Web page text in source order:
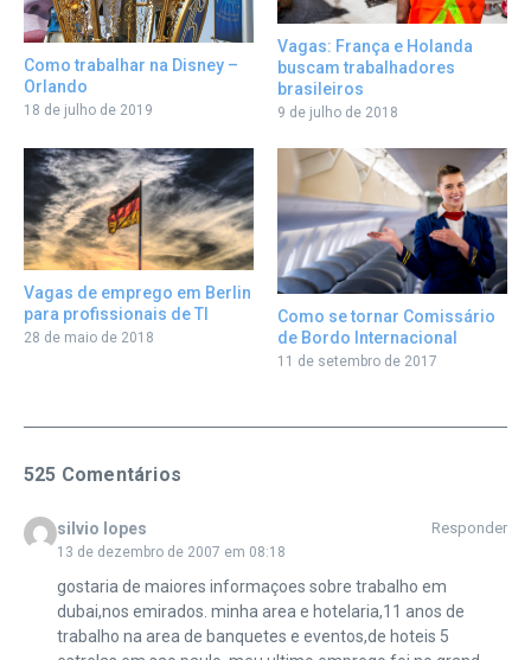
Como trabalhar na Disney –
Orlando
18 de julho de 2019
Vagas: França e Holanda
buscam trabalhadores
brasileiros
9 de julho de 2018
Vagas de emprego em Berlin
para profissionais de TI
28 de maio de 2018
Como se tornar Comissário
de Bordo Internacional
11 de setembro de 2017
525 Comentários
silvio lopes
13 de dezembro de 2007 em 08:18
Responder
gostaria de maiores informaçoes sobre trabalho em
dubai,nos emirados. minha area e hotelaria,11 anos de
trabalho na area de banquetes e eventos,de hoteis 5